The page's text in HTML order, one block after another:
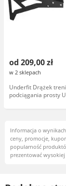
od 209,00 zł
w 2 sklepach
Underfit Drążek
podciągania prosty
Informacja o
ceny, promocje,
popularność
prezentować